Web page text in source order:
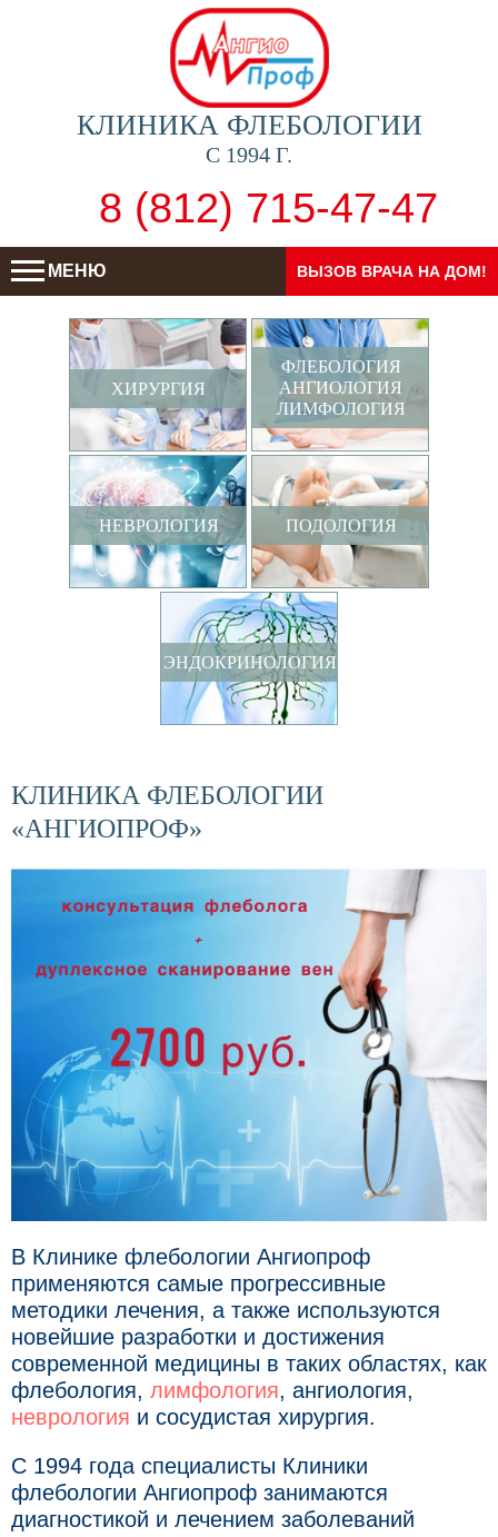
КЛИНИКА ФЛЕБОЛОГИИ
С 1994 Г.
8 (812) 715-47-47
МЕНЮ ВЫЗОВ ВРАЧА НА ДОМ!
ХИРУРГИЯ
ФЛЕБОЛОГИЯ
АНГИОЛОГИЯ
ЛИМФОЛОГИЯ
НЕВРОЛОГИЯ ПОДОЛОГИЯ
ЭНДОКРИНОЛОГИЯ
КЛИНИКА ФЛЕБОЛОГИИ
«АНГИОПРОФ»
В Клинике флебологии Ангиопроф
применяются самые прогрессивные
методики лечения, а также используются
новейшие разработки и достижения
современной медицины в таких областях, как
флебология, лимфология, ангиология,
неврология и сосудистая хирургия.
С 1994 года специалисты Клиники
флебологии Ангиопроф занимаются
диагностикой и лечением заболеваний